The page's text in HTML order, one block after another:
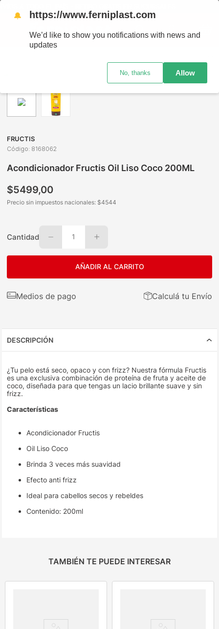
FRUCTIS
Código: 8168062
Acondicionador Fructis Oil Liso Coco 200ML
$5499,00
Precio sin impuestos nacionales: $4544
Cantidad 1
AÑADIR AL CARRITO
Medios de pago Calculá tu Envío
DESCRIPCIÓN
¿Tu pelo está seco, opaco y con frizz? Nuestra fórmula Fructis
es una exclusiva combinación de proteína de fruta y aceite de
coco, diseñada para que tengas un lacio brillante suave y sin
frizz.
Características
Acondicionador Fructis
Oil Liso Coco
Brinda 3 veces más suavidad
Efecto anti frizz
Ideal para cabellos secos y rebeldes
Contenido: 200ml
TAMBIÉN TE PUEDE INTERESAR
🔔 https://www.ferniplast.com
We’d like to show you notifications with news and
updates
No, thanks Allow